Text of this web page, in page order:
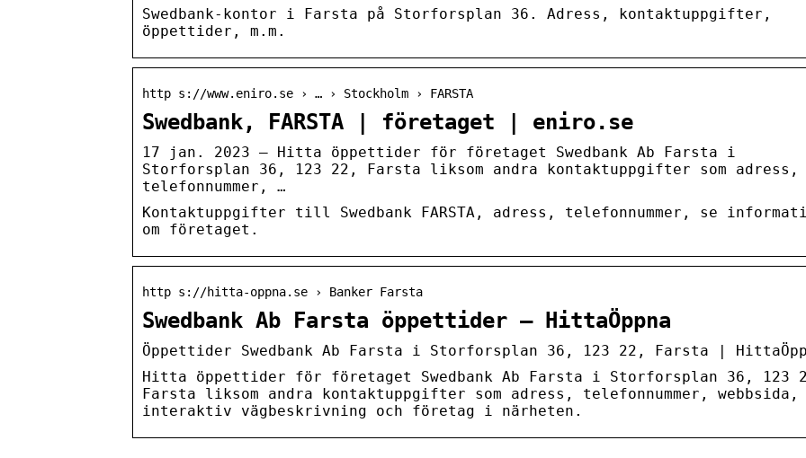
Swedbank-kontor i Farsta på Storforsplan 36. Adress, kontaktuppgifter,
öppettider, m.m.
http s://www.eniro.se › … › Stockholm › FARSTA
Swedbank, FARSTA | företaget | eniro.se
17 jan. 2023 — Hitta öppettider för företaget Swedbank Ab Farsta i
Storforsplan 36, 123 22, Farsta liksom andra kontaktuppgifter som adress,
telefonnummer, …
Kontaktuppgifter till Swedbank FARSTA, adress, telefonnummer, se
om företaget.
http s://hitta-oppna.se › Banker Farsta
Swedbank Ab Farsta öppettider – HittaÖppna
Öppettider Swedbank Ab Farsta i Storforsplan 36, 123 22, Farsta |
Hitta öppettider för företaget Swedbank Ab Farsta i Storforsplan 36, 123
Farsta liksom andra kontaktuppgifter som adress, telefonnummer, webbsida,
interaktiv vägbeskrivning och företag i närheten.